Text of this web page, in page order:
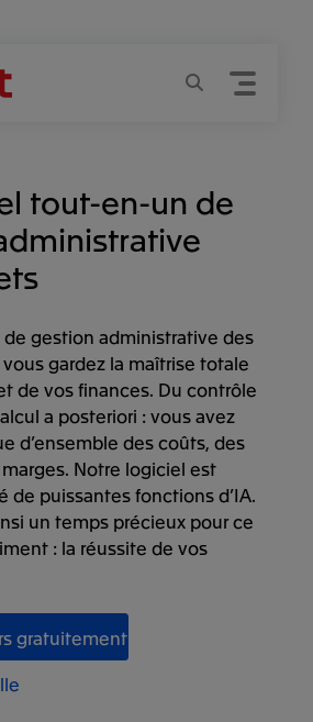
Menu
tout-en-un de
gestion administrative des
vous gardez la maîtrise totale
de vos finances. Du contrôle
a posteriori : vous avez
d’ensemble des coûts, des
Notre logiciel est
de puissantes fonctions d’IA.
un temps précieux pour ce
: la réussite de vos
gratuitement